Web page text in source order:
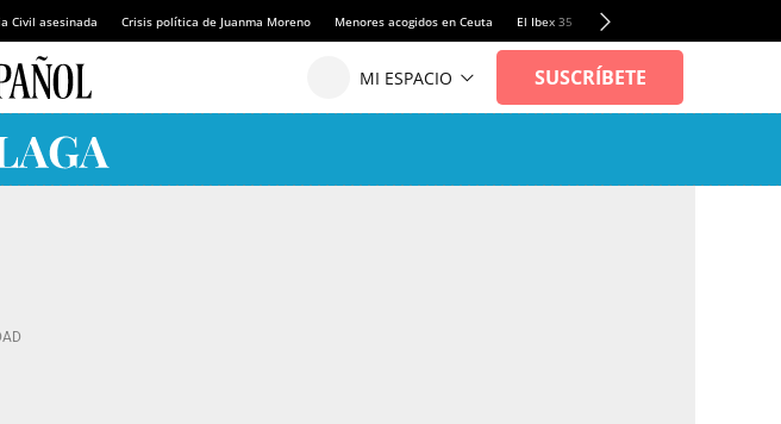
Civil asesinada Crisis política de Juanma Moreno Menores acogidos en Ceuta El Ibex 35 Llamadas de alerta Sánchez